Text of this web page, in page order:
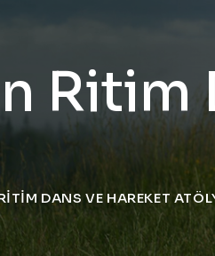
Ritim
DANS VE HAREKET